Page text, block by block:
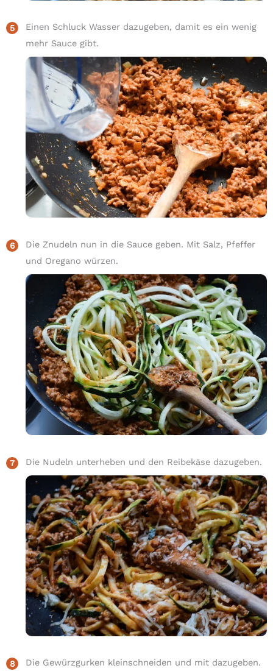
Einen Schluck Wasser dazugeben, damit es ein wenig
mehr Sauce gibt.
Die Znudeln nun in die Sauce geben. Mit Salz, Pfeffer
und Oregano würzen.
Die Nudeln unterheben und den Reibekäse dazugeben.
Die Gewürzgurken kleinschneiden und mit dazugeben.